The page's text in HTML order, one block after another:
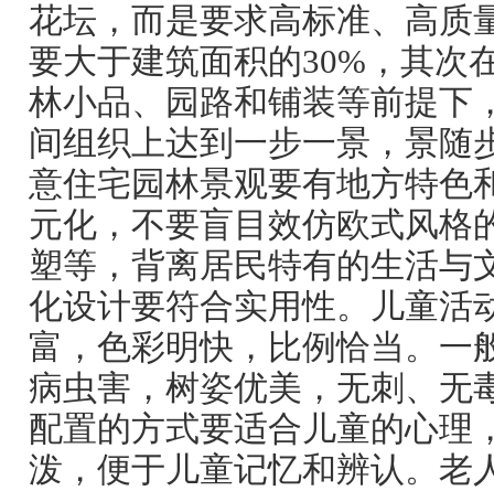
花坛，而是要求高标准、高质
要大于建筑面积的30%，其次
林小品、园路和铺装等前提下
间组织上达到一步一景，景随
意住宅园林景观要有地方特色
元化，不要盲目效仿欧式风格
塑等，背离居民特有的生活与
化设计要符合实用性。儿童活
富，色彩明快，比例恰当。一
病虫害，树姿优美，无刺、无
配置的方式要适合儿童的心理
泼，便于儿童记忆和辨认。老